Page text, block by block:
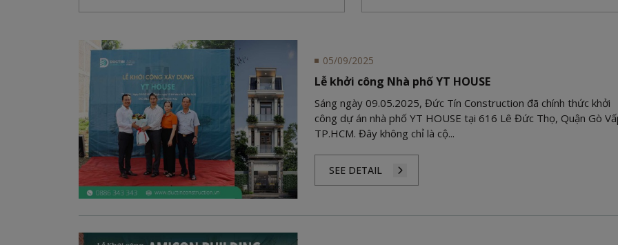
05/09/2025
Lễ khởi công Nhà phố YT HOUSE
Sáng ngày 09.05.2025, Đức Tín Construction đã chính thức khởi
công dự án nhà phố YT HOUSE tại 616 Lê Đức Thọ, Quận Gò
TP.HCM. Đây không chỉ là cộ...
SEE DETAIL